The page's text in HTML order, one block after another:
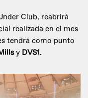
Club, reabrirá
realizada en el mes
tendrá como punto
y DVS1.